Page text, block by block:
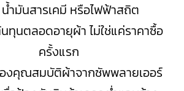
ำมันสารเคมี หรือไฟฟ้าสถิต
นตลอดอายุผ้า ไม่ใช่แค่ราคาซื้อ
ครั้งแรก
งคุณสมบัติผ้าจากซัพพลายเออร์